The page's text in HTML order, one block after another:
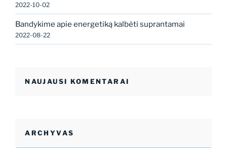
2022-10-02
Bandykime apie energetiką kalbėti suprantamai
2022-08-22
NAUJAUSI KOMENTARAI
ARCHYVAS